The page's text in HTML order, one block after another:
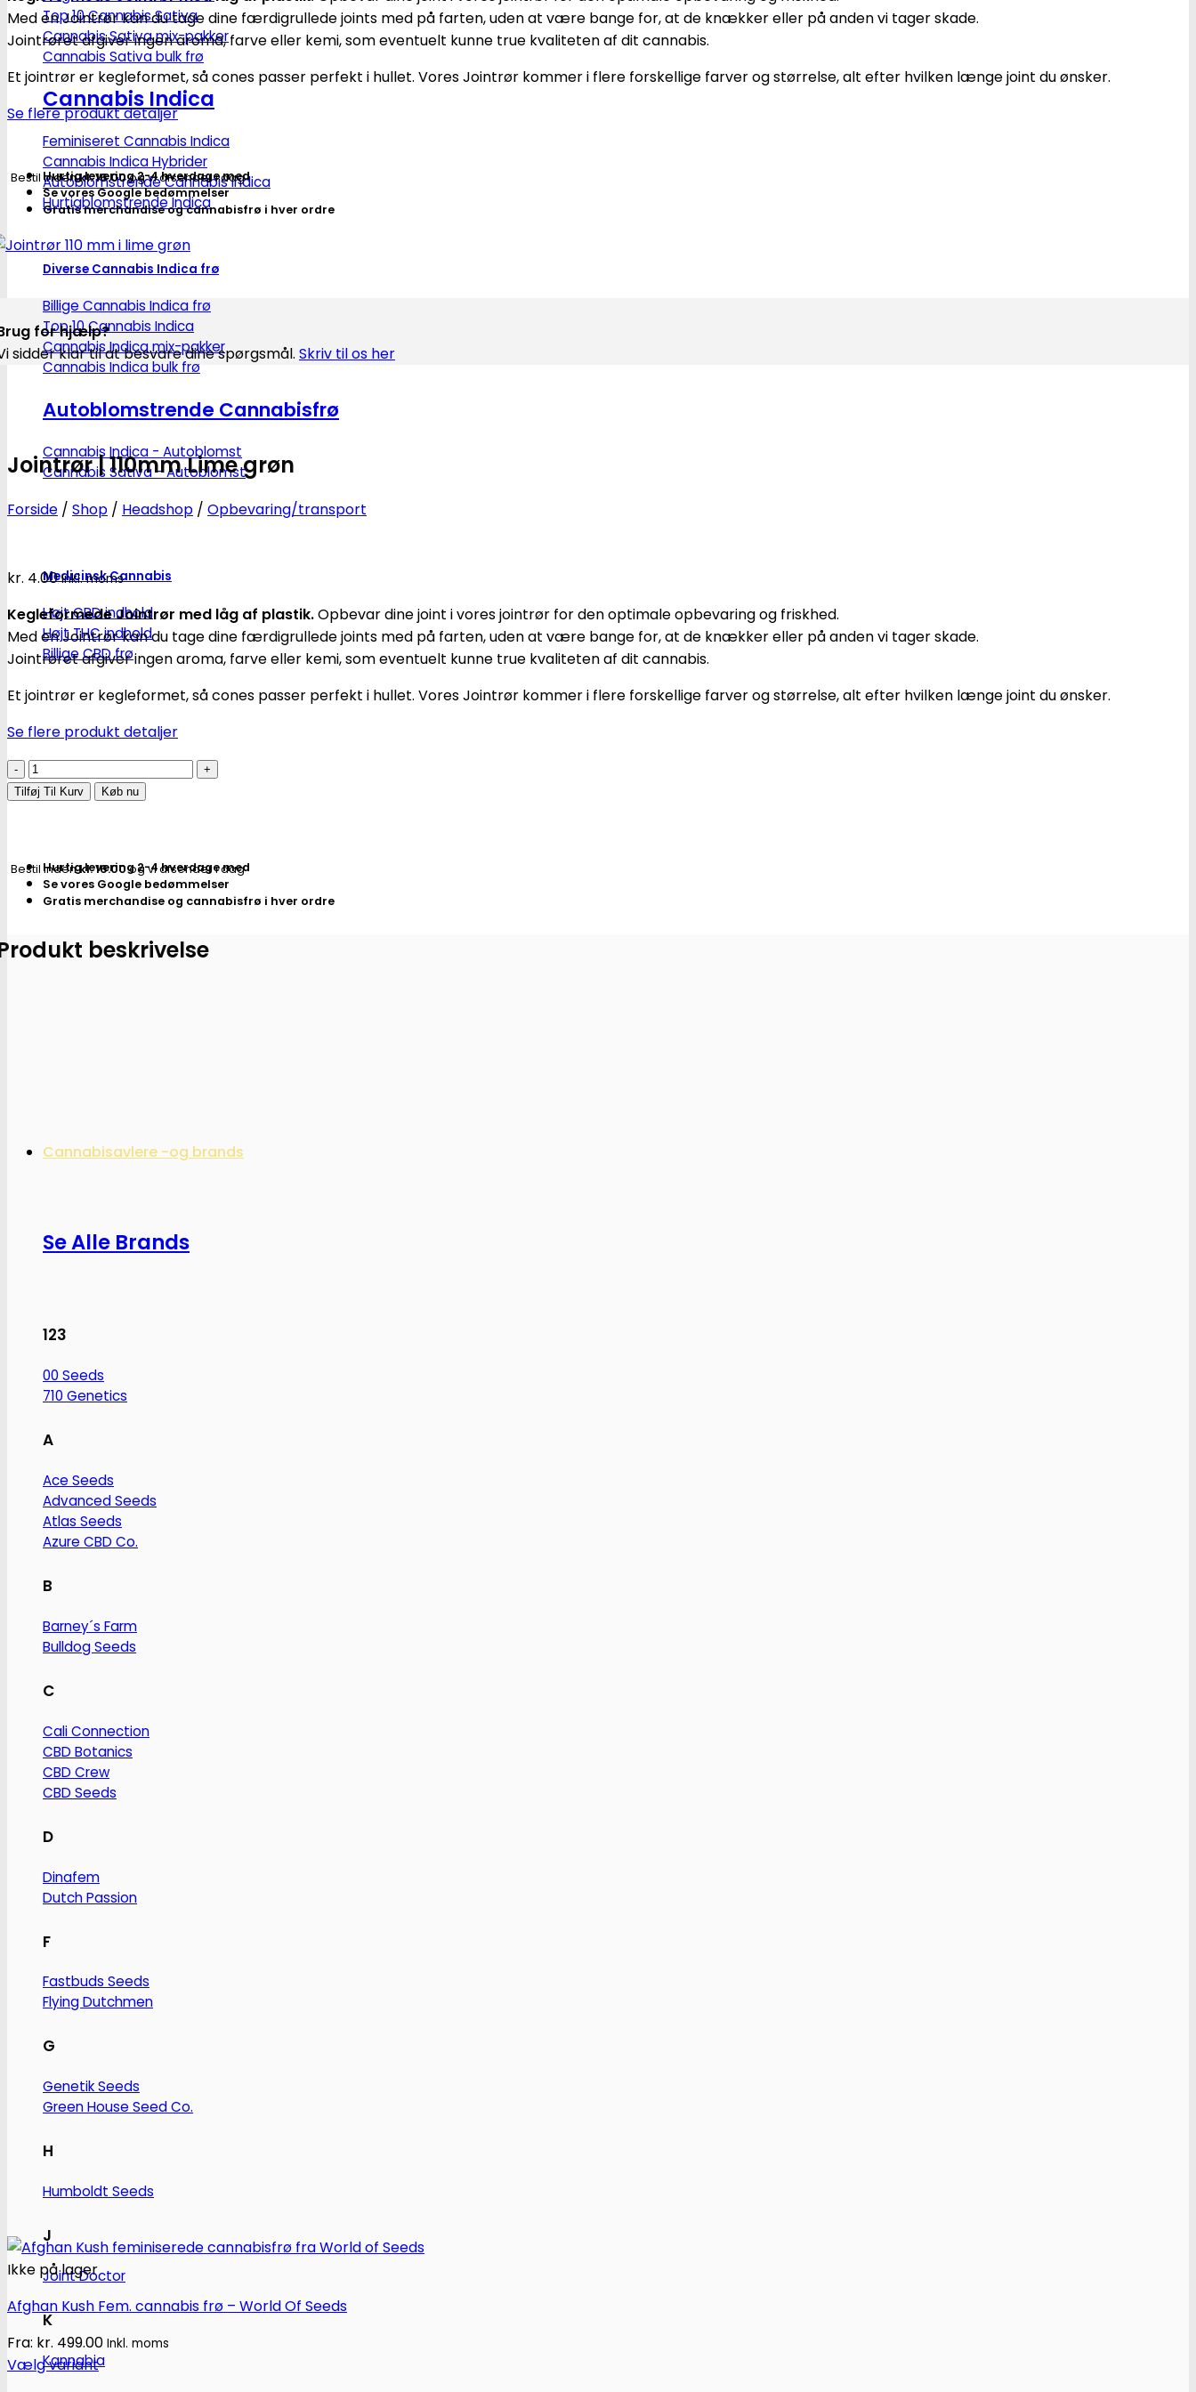
Top 10 Cannabis Sativa
Cannabis Sativa mix-pakker
Cannabis Sativa bulk frø
Cannabis Indica
Feminiseret Cannabis Indica
Cannabis Indica Hybrider
Autoblomstrende Cannabis Indica
Hurtigblomstrende Indica
Diverse Cannabis Indica frø
Billige Cannabis Indica frø
Top 10 Cannabis Indica
Cannabis Indica mix-pakker
Cannabis Indica bulk frø
Autoblomstrende Cannabisfrø
Cannabis Indica - Autoblomst
Cannabis Sativa - Autoblomst
Medicinsk Cannabis
Højt CBD indhold
Højt THC indhold
Billige CBD frø
Cannabisavlere -og brands
Se Alle Brands
123
00 Seeds
710 Genetics
A
Ace Seeds
Advanced Seeds
Atlas Seeds
Azure CBD Co.
B
Barney´s Farm
Bulldog Seeds
C
Cali Connection
CBD Botanics
CBD Crew
CBD Seeds
D
Dinafem
Dutch Passion
F
Fastbuds Seeds
Flying Dutchmen
G
Genetik Seeds
Green House Seed Co.
H
Humboldt Seeds
J
Joint Doctor
K
Kannabia
grøn
antal
Med en Jointrør kan du tage dine færdigrullede joints med på farten, uden at være bange for, at de knækker eller på anden vi tager skade.
Jointrøret afgiver ingen aroma, farve eller kemi, som eventuelt kunne true kvaliteten af dit cannabis.
Et jointrør er kegleformet, så cones passer perfekt i hullet. Vores Jointrør kommer i flere forskellige farver og størrelse, alt efter hvilken længe joint du ønsker.
Se flere produkt detaljer
Bestil indenkl. 16.00og vi afsender i dag
Hurtig levering 2-4 hverdage med
Se vores Google bedømmelser
Gratis merchandise og cannabisfrø i hver ordre
for hjælp?
sidder klar til at besvare dine spørgsmål. Skriv til os her
Jointrør | 110mm Lime grøn
Forside / Shop / Headshop / Opbevaring/transport
kr. 4.00 Inkl. moms
Kegleformede Jointrør med låg af plastik.Opbevar dine joint i vores jointrør for den optimale opbevaring og friskhed.
Med en Jointrør kan du tage dine færdigrullede joints med på farten, uden at være bange for, at de knækker eller på anden vi tager skade.
Jointrøret afgiver ingen aroma, farve eller kemi, som eventuelt kunne true kvaliteten af dit cannabis.
Et jointrør er kegleformet, så cones passer perfekt i hullet. Vores Jointrør kommer i flere forskellige farver og størrelse, alt efter hvilken længe joint du ønsker.
Se flere produkt detaljer
Jointrør
|
antal
Tilføj Til Kurv Køb nu
Bestil indenkl. 16.00og vi afsender i dag
Hurtig levering 2-4 hverdage med
Se vores Google bedømmelser
Gratis merchandise og cannabisfrø i hver ordre
beskrivelse
Ikke på lager
Afghan Kush Fem. cannabis frø – World Of Seeds
Fra: kr. 499.00 Inkl. moms
Vælg variant